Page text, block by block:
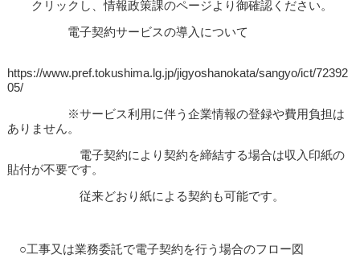
クリックし、情報政策課のページより御確認ください。
電子契約サービスの導入について
https://www.pref.tokushima.lg.jp/jigyoshanokata/sangyo/ict/72392
05/
※サービス利用に伴う企業情報の登録や費用負担は
ありません。
電子契約により契約を締結する場合は収入印紙の
貼付が不要です。
従来どおり紙による契約も可能です。
○工事又は業務委託で電子契約を行う場合のフロー図